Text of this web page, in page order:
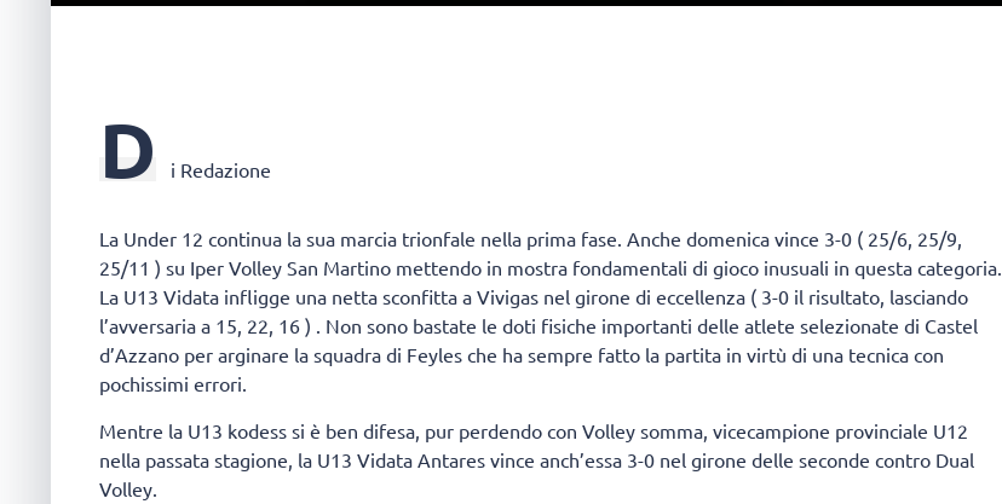
D i Redazione
La Under 12 continua la sua marcia trionfale nella prima fase. Anche domenica vince 3-0 ( 25/6, 25/9,
25/11 ) su Iper Volley San Martino mettendo in mostra fondamentali di gioco inusuali in questa categoria.
La U13 Vidata infligge una netta sconfitta a Vivigas nel girone di eccellenza ( 3-0 il risultato, lasciando
l’avversaria a 15, 22, 16 ) . Non sono bastate le doti fisiche importanti delle atlete selezionate di Castel
d’Azzano per arginare la squadra di Feyles che ha sempre fatto la partita in virtù di una tecnica con
pochissimi errori.
Mentre la U13 kodess si è ben difesa, pur perdendo con Volley somma, vicecampione provinciale U12
nella passata stagione, la U13 Vidata Antares vince anch’essa 3-0 nel girone delle seconde contro Dual
Volley.